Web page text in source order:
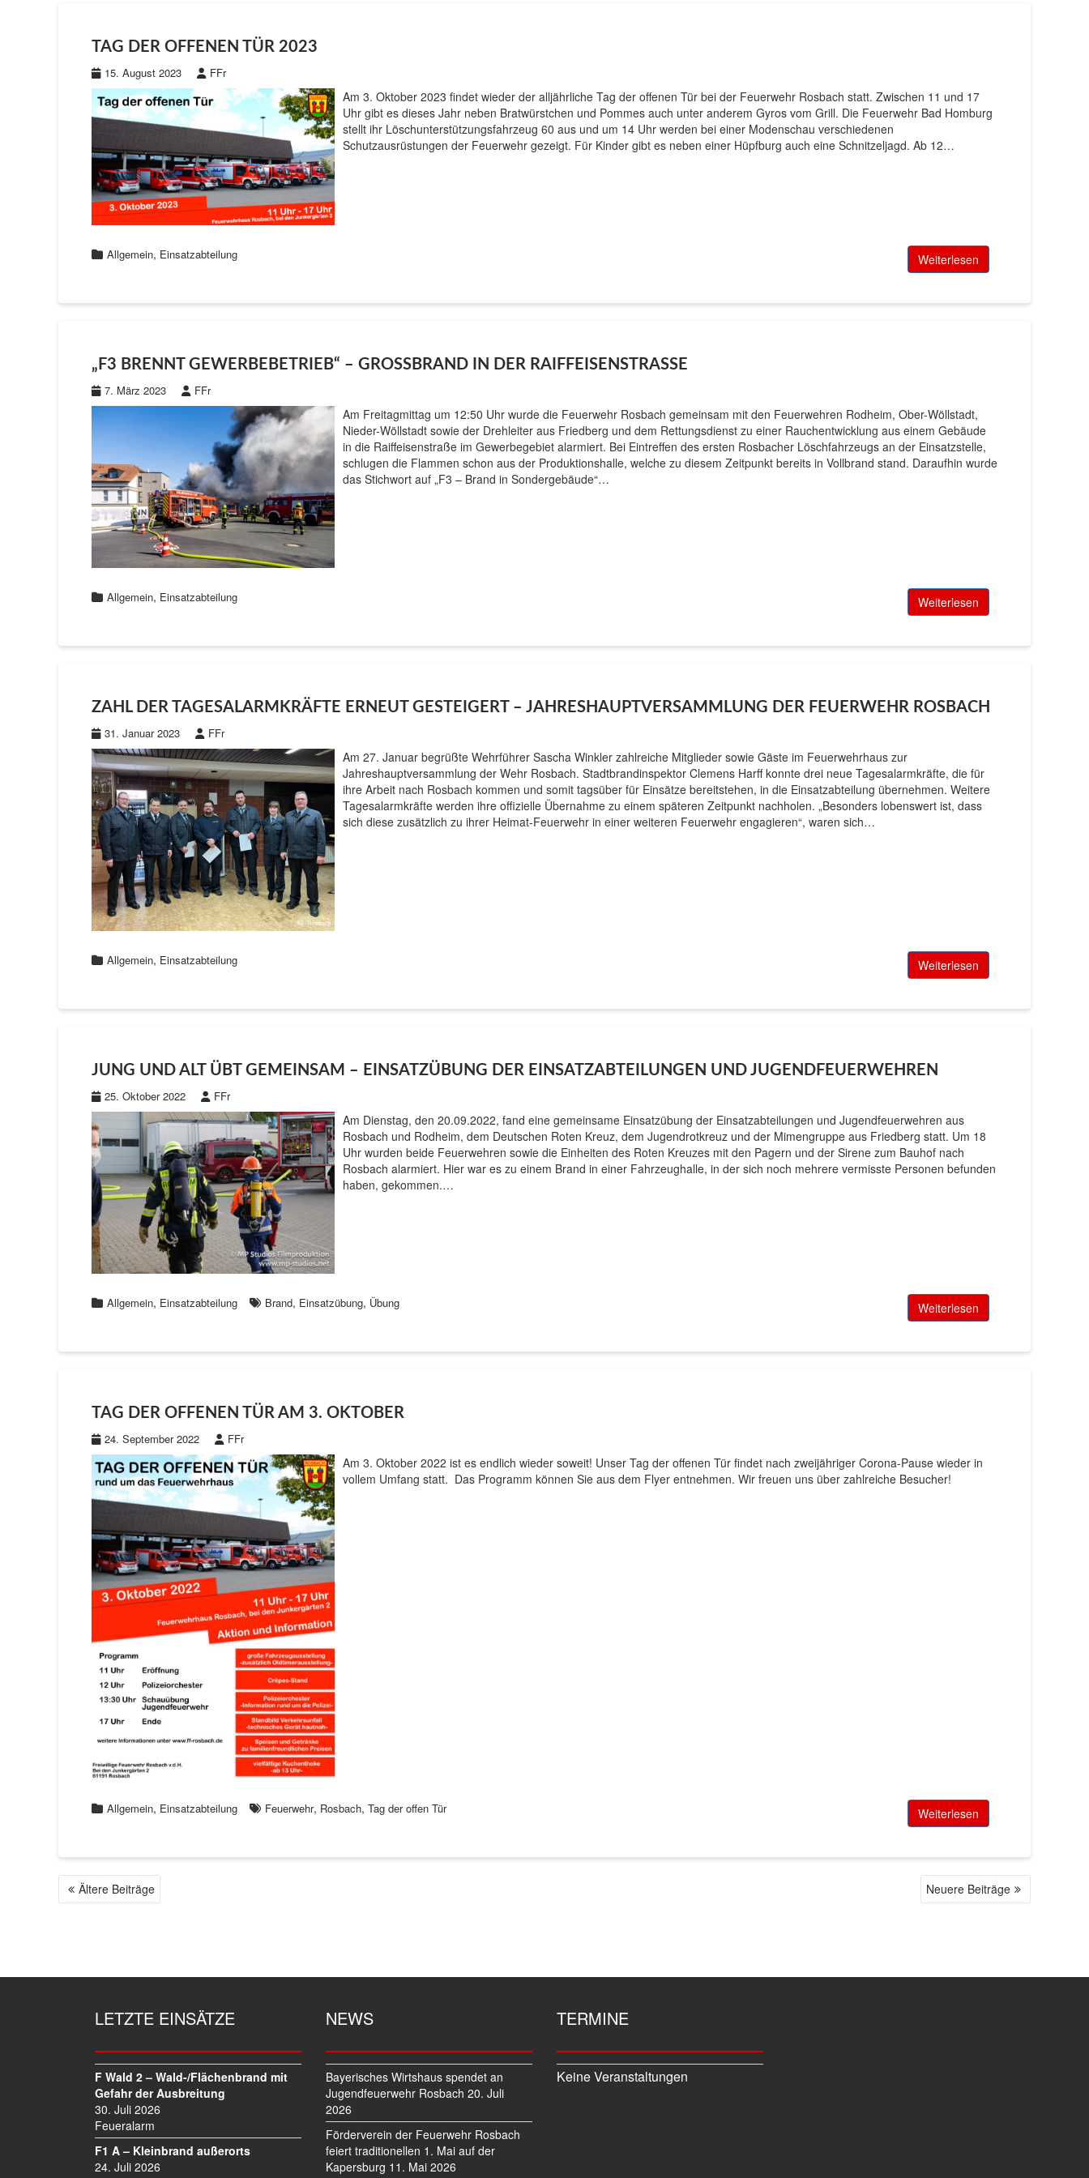
TAG DER OFFENEN TÜR 2023
15. August 2023 FFr
Am 3. Oktober 2023 findet wieder der alljährliche Tag der offenen Tür bei der Feuerwehr Rosbach statt. Zwischen 11 und 17
Uhr gibt es dieses Jahr neben Bratwürstchen und Pommes auch unter anderem Gyros vom Grill. Die Feuerwehr Bad Homburg
stellt ihr Löschunterstützungsfahrzeug 60 aus und um 14 Uhr werden bei einer Modenschau verschiedenen
Schutzausrüstungen der Feuerwehr gezeigt. Für Kinder gibt es neben einer Hüpfburg auch eine Schnitzeljagd. Ab 12…
Allgemein, Einsatzabteilung Weiterlesen
„F3 BRENNT GEWERBEBETRIEB“ – GROSSBRAND IN DER RAIFFEISENSTRASSE
7. März 2023 FFr
Am Freitagmittag um 12:50 Uhr wurde die Feuerwehr Rosbach gemeinsam mit den Feuerwehren Rodheim, Ober-Wöllstadt,
Nieder-Wöllstadt sowie der Drehleiter aus Friedberg und dem Rettungsdienst zu einer Rauchentwicklung aus einem Gebäude
in die Raiffeisenstraße im Gewerbegebiet alarmiert. Bei Eintreffen des ersten Rosbacher Löschfahrzeugs an der Einsatzstelle,
schlugen die Flammen schon aus der Produktionshalle, welche zu diesem Zeitpunkt bereits in Vollbrand stand. Daraufhin wurde
das Stichwort auf „F3 – Brand in Sondergebäude“…
Allgemein, Einsatzabteilung Weiterlesen
ZAHL DER TAGESALARMKRÄFTE ERNEUT GESTEIGERT – JAHRESHAUPTVERSAMMLUNG DER FEUERWEHR ROSBACH
31. Januar 2023 FFr
Am 27. Januar begrüßte Wehrführer Sascha Winkler zahlreiche Mitglieder sowie Gäste im Feuerwehrhaus zur
Jahreshauptversammlung der Wehr Rosbach. Stadtbrandinspektor Clemens Harff konnte drei neue Tagesalarmkräfte, die für
ihre Arbeit nach Rosbach kommen und somit tagsüber für Einsätze bereitstehen, in die Einsatzabteilung übernehmen. Weitere
Tagesalarmkräfte werden ihre offizielle Übernahme zu einem späteren Zeitpunkt nachholen. „Besonders lobenswert ist, dass
sich diese zusätzlich zu ihrer Heimat-Feuerwehr in einer weiteren Feuerwehr engagieren“, waren sich…
Allgemein, Einsatzabteilung Weiterlesen
JUNG UND ALT ÜBT GEMEINSAM – EINSATZÜBUNG DER EINSATZABTEILUNGEN UND JUGENDFEUERWEHREN
25. Oktober 2022 FFr
Am Dienstag, den 20.09.2022, fand eine gemeinsame Einsatzübung der Einsatzabteilungen und Jugendfeuerwehren aus
Rosbach und Rodheim, dem Deutschen Roten Kreuz, dem Jugendrotkreuz und der Mimengruppe aus Friedberg statt. Um 18
Uhr wurden beide Feuerwehren sowie die Einheiten des Roten Kreuzes mit den Pagern und der Sirene zum Bauhof nach
Rosbach alarmiert. Hier war es zu einem Brand in einer Fahrzeughalle, in der sich noch mehrere vermisste Personen befunden
haben, gekommen.…
Allgemein, Einsatzabteilung Brand, Einsatzübung, Übung Weiterlesen
TAG DER OFFENEN TÜR AM 3. OKTOBER
24. September 2022 FFr
Am 3. Oktober 2022 ist es endlich wieder soweit! Unser Tag der offenen Tür findet nach zweijähriger Corona-Pause wieder in
vollem Umfang statt. Das Programm können Sie aus dem Flyer entnehmen. Wir freuen uns über zahlreiche Besucher!
Allgemein, Einsatzabteilung Feuerwehr, Rosbach, Tag der offen Tür Weiterlesen
B
R
Ältere Beiträge Neuere Beiträge
LETZTE EINSÄTZE
F Wald 2 – Wald-/Flächenbrand mit
Gefahr der Ausbreitung
30. Juli 2026
Feueralarm
F1 A – Kleinbrand außerorts
24. Juli 2026
NEWS
Bayerisches Wirtshaus spendet an
Jugendfeuerwehr Rosbach 20. Juli
2026
Förderverein der Feuerwehr Rosbach
feiert traditionellen 1. Mai auf der
Kapersburg 11. Mai 2026
TERMINE
Keine Veranstaltungen